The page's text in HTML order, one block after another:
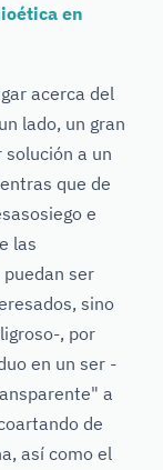
en
acerca del
lado, un gran
a un
que de
e
las
ser
sino
, por
en un ser -
a
de
así como el